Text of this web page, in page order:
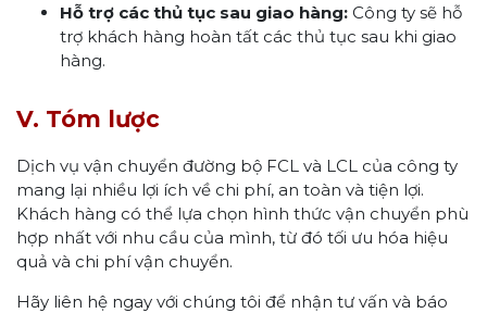
Hỗ trợ các thủ tục sau giao hàng: Công ty sẽ hỗ
trợ khách hàng hoàn tất các thủ tục sau khi giao
hàng.
V. Tóm lược
Dịch vụ vận chuyển đường bộ FCL và LCL của công ty
mang lại nhiều lợi ích về chi phí, an toàn và tiện lợi.
Khách hàng có thể lựa chọn hình thức vận chuyển phù
hợp nhất với nhu cầu của mình, từ đó tối ưu hóa hiệu
quả và chi phí vận chuyển.
Hãy liên hệ ngay với chúng tôi để nhận tư vấn và báo